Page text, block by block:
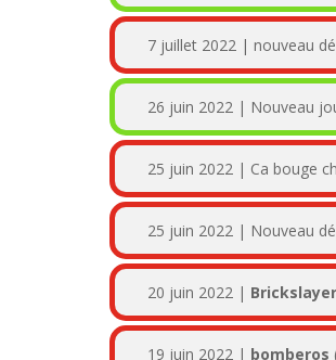
7 juillet 2022 | nouveau
26 juin 2022 | Nouveau
25 juin 2022 | Ca bouge
25 juin 2022 | Nouveau
20 juin 2022 | Brickslayer
19 juin 2022 | bomberos